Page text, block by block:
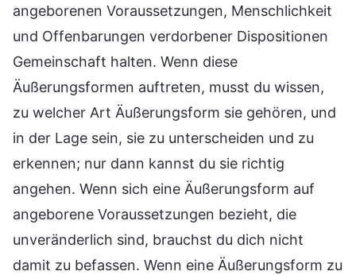
angeborenen Voraussetzungen, Menschlichkeit
und Offenbarungen verdorbener Dispositionen
Gemeinschaft halten. Wenn diese
Äußerungsformen auftreten, musst du wissen,
zu welcher Art Äußerungsform sie gehören, und
in der Lage sein, sie zu unterscheiden und zu
erkennen; nur dann kannst du sie richtig
angehen. Wenn sich eine Äußerungsform auf
angeborene Voraussetzungen bezieht, die
unveränderlich sind, brauchst du dich nicht
damit zu befassen. Wenn eine Äußerungsform zu